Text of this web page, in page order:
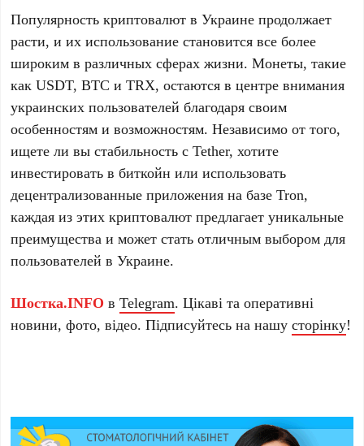
Популярность криптовалют в Украине продолжает
расти, и их использование становится все более
широким в различных сферах жизни. Монеты, такие
как USDT, BTC и TRX, остаются в центре внимания
украинских пользователей благодаря своим
особенностям и возможностям. Независимо от того,
ищете ли вы стабильность с Tether, хотите
инвестировать в биткойн или использовать
децентрализованные приложения на базе Tron,
каждая из этих криптовалют предлагает уникальные
преимущества и может стать отличным выбором для
пользователей в Украине.
Шостка.INFO вTelegram. Цікаві та оперативні
новини, фото, відео. Підписуйтесь на нашусторінку!